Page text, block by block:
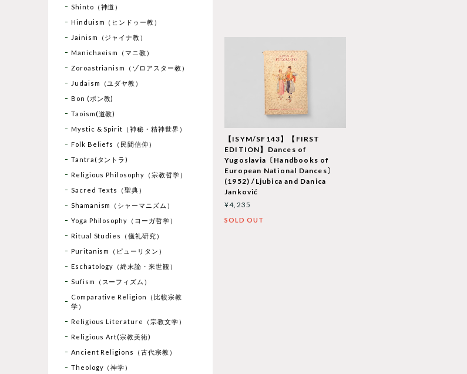
【ISYM/SF143】【FIRST
EDITION】Dances of
Yugoslavia〔Handbooks of
European National Dances〕
(1952) /Ljubica and Danica
Janković
¥4,235
SOLD OUT
Shinto（神道）
Hinduism（ヒンドゥー教）
Jainism（ジャイナ教）
Manichaeism（マニ教）
Zoroastrianism（ゾロアスター教）
Judaism（ユダヤ教）
Bon (ボン教)
Taoism(道教)
Mystic & Spirit（神秘・精神世界）
Folk Beliefs（民間信仰）
Tantra(タントラ)
Religious Philosophy（宗教哲学）
Sacred Texts（聖典）
Shamanism（シャーマニズム）
Yoga Philosophy（ヨーガ哲学）
Ritual Studies（儀礼研究）
Puritanism（ピューリタン）
Eschatology（終末論・来世観）
Sufism（スーフィズム）
Comparative Religion（比較宗教
学）
Religious Literature（宗教文学）
Religious Art(宗教美術)
Ancient Religions（古代宗教）
Theology（神学）